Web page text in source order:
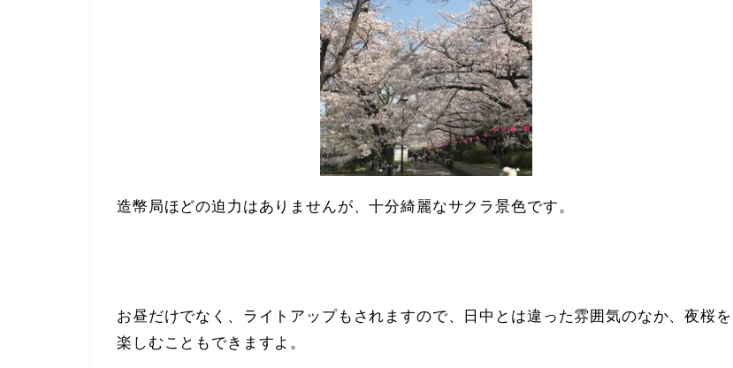
造幣局ほどの迫力はありませんが、十分綺麗なサクラ景色です。
お昼だけでなく、ライトアップもされますので、日中とは違った雰囲気のなか、夜桜を
楽しむこともできますよ。